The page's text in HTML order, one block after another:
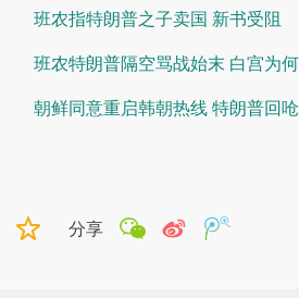
班农指特朗普之子卖国 新书受阻
班农特朗普隔空骂战始末 白宫为
朝鲜同意重启韩朝热线 特朗普回
分享